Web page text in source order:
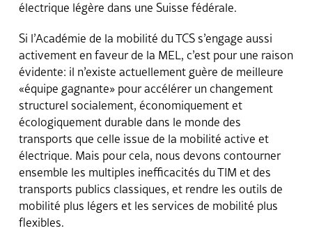
électrique légère dans une Suisse fédérale.
Si l’Académie de la mobilité du TCS s’engage aussi
activement en faveur de la MEL, c’est pour une raison
évidente: il n’existe actuellement guère de meilleure
«équipe gagnante» pour accélérer un changement
structurel socialement, économiquement et
écologiquement durable dans le monde des
transports que celle issue de la mobilité active et
électrique. Mais pour cela, nous devons contourner
ensemble les multiples inefficacités du TIM et des
transports publics classiques, et rendre les outils de
mobilité plus légers et les services de mobilité plus
flexibles.